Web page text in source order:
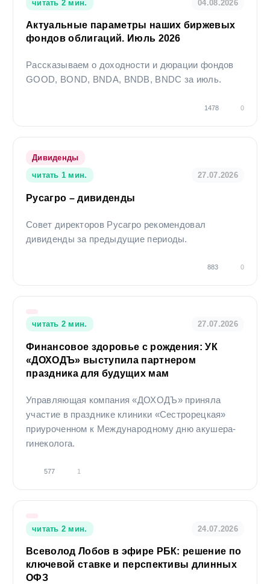
прошлом не определяют доходы в будущем, государство не
предупреждает, что операции с ценными бумагами связаны с
различными рисками и требуют соответствующих знаний и опыта.
читать 2 мин.
04.08.2026
Актуальные параметры наших биржевых
фондов облигаций. Июль 2026
Рассказываем о доходности и дюрации фондов
GOOD, BOND, BNDA, BNDB, BNDC за июль.
1478 0
Дивиденды
читать 1 мин.
27.07.2026
Русагро – дивиденды
Совет директоров Русагро рекомендовал
дивиденды за предыдущие периоды.
883 0
читать 2 мин. 27.07.2026
Финансовое здоровье с рождения: УК
«ДОХОДЪ» выступила партнером
праздника для будущих мам
Управляющая компания «ДОХОДЪ» приняла
участие в празднике клиники «Сестрорецкая»
приуроченном к Международному дню акушера-
гинеколога.
577 1
читать 2 мин. 24.07.2026
Всеволод Лобов в эфире РБК: решение по
ключевой ставке и перспективы длинных
ОФЗ